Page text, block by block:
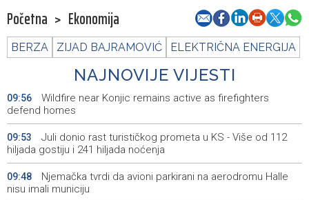
Početna > Ekonomija
BERZA ZIJAD BAJRAMOVIĆ ELEKTRIČNA ENERGIJA
NAJNOVIJE VIJESTI
09:56
Wildfire near Konjic remains active as firefighters
defend homes
09:53
Juli donio rast turističkog prometa u KS - Više od 112
hiljada gostiju i 241 hiljada noćenja
09:48
Njemačka tvrdi da avioni parkirani na aerodromu Halle
nisu imali municiju